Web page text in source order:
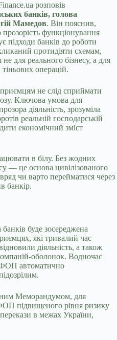
розповів
банків, голова
Мамедов. Він пояснив,
функціонування
підходи банків до роботи
протидіяти схемам,
для реального бізнесу, а для
операцій.
не слід сприймати
Ключова умова для
діяльність, зрозуміла
реальній господарській
економічний зміст
в білу. Без жодних
— це основа цивілізованого
чи варто перейматися через
банкір.
буде зосереджена
які тривалий час
діяльність, а також
оболонок. Водночас
автоматично
Меморандумом, для
підвищеного рівня ризику
в межах України,